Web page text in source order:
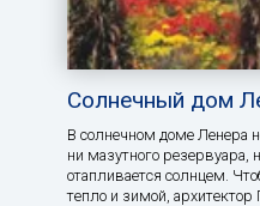
Солнечный дом
В солнечном доме Ленера
ни мазутного
отапливается солнцем.
тепло и зимой,